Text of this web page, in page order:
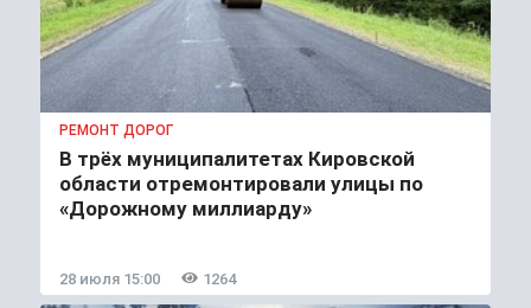
РЕМОНТ ДОРОГ
В трёх муниципалитетах Кировской
области отремонтировали улицы по
«Дорожному миллиарду»
28 июля 15:00 1264